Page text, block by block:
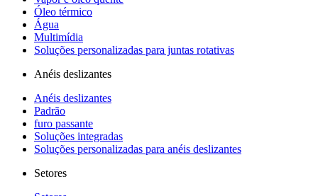
Óleo térmico
Água
Multimídia
Soluções personalizadas para juntas rotativas
Anéis deslizantes
Anéis deslizantes
Padrão
furo passante
Soluções integradas
Soluções personalizadas para anéis deslizantes
Setores